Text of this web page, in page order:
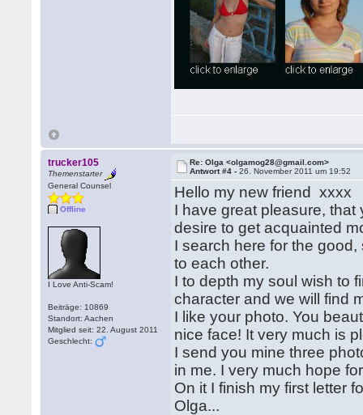
trucker105
Themenstarter
General Counsel
Offline
I Love Anti-Scam!
Beiträge: 10869
Standort: Aachen
Mitglied seit: 22. August 2011
Geschlecht:
Re: Olga <olgamog28@gmail.com>
Antwort #4 -26. November 2011 um 19:52
Hello my new friend xxxx
I have great pleasure,
desire to get acquainted
I search here for the
to each other.
I to depth my soul wish to
character and we will find
I like your photo. You
nice face! It very much is
I send you mine three
in me. I very much hope
On it I finish my first letter
Olga...